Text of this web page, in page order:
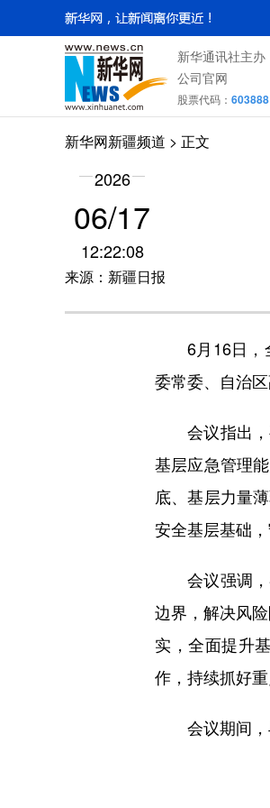
新华通讯社主办
公司官网
股票代码： 603888
新华网新疆频道 > 正文
2026
06/17
12:22:08
来源：新疆日报
6月16日，全
委常委、自治
会议指出，
基层应急管理
底、基层力量
安全基层基础
会议强调，
边界，解决风
实，全面提升
作，持续抓好
会议期间，